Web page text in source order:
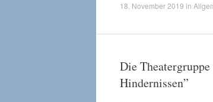
18. November 2019 in
Die
Hindernissen”